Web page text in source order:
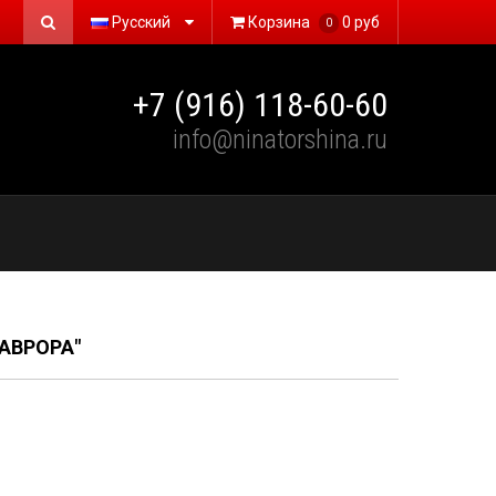
Корзина 0 0 руб
Русский
+7 (916) 118-60-60
info@ninatorshina.ru